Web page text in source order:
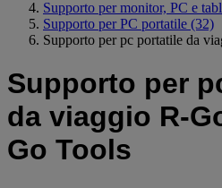
Supporto per monitor, PC e
Supporto per PC portatile (32)
Supporto per pc portatile da
Supporto per
da viaggio R-
Go Tools